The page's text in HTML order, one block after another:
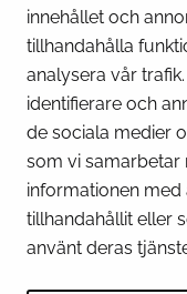
innehållet och
tillhandahålla
analysera vår
identifierare och
de sociala medier
som vi samarbetar
informationen
tillhandahållit eller
använt deras
Visa